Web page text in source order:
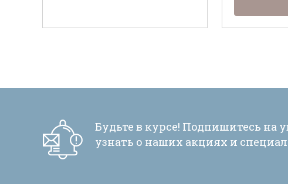
Будьте в курсе! Подпишитесь на
узнать о наших акциях и